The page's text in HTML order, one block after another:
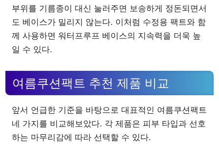
부위를 기름종이 대신 눌러주면 보송하게 정돈되면서
도 베이스가 밀리지 않는다. 이처럼 수정용 팩트와 함
께 사용하면 워터프루프 베이스의 지속력을 더욱 높
일 수 있다.
여름쿠션팩트 추천 제품 비교
앞서 언급한 기준을 바탕으로 대표적인 여름쿠션팩트
네 가지를 비교해보았다. 각 제품은 피부 타입과 선호
하는 마무리감에 따라 선택할 수 있다.